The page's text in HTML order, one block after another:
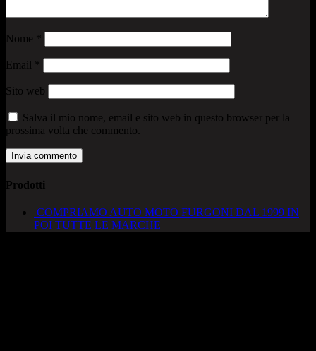
Nome
Email
Sito web
Salva il mio nome, email e sito web in questo browser per la
prossima volta che commento.
Prodotti
COMPRIAMO AUTO MOTO FURGONI DAL 1999 IN
POI TUTTE LE MARCHE